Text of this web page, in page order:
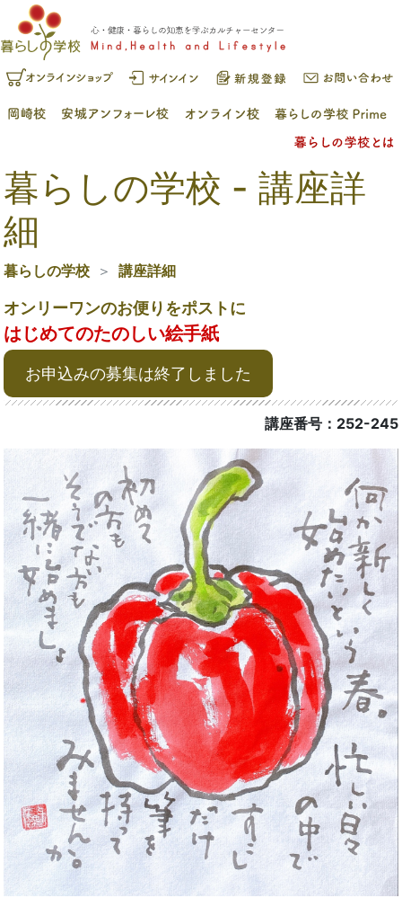
暮らしの学校 - 講座詳
細
暮らしの学校 講座詳細
オンリーワンのお便りをポストに
はじめてのたのしい絵手紙
お申込みの募集は終了しました
講座番号：252-245